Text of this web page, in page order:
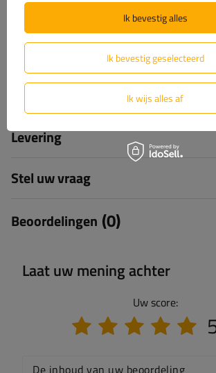
Levering
Stel uw vraag
Beoordelingen (0)
Laat uw mening achter
Uw score:
De inhoud van uw beoordeling
Ik bevestig geselecteerd
Ik wijs alles af
Ik bevestig alles